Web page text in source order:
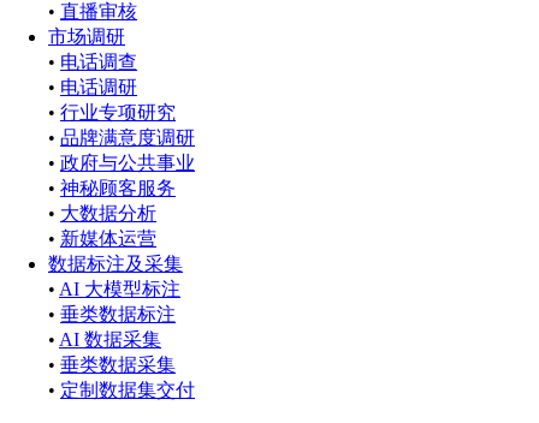
• 直播审核
市场调研
• 电话调查
• 电话调研
• 行业专项研究
• 品牌满意度调研
• 政府与公共事业
• 神秘顾客服务
• 大数据分析
• 新媒体运营
数据标注及采集
• AI 大模型标注
• 垂类数据标注
• AI 数据采集
• 垂类数据采集
• 定制数据集交付